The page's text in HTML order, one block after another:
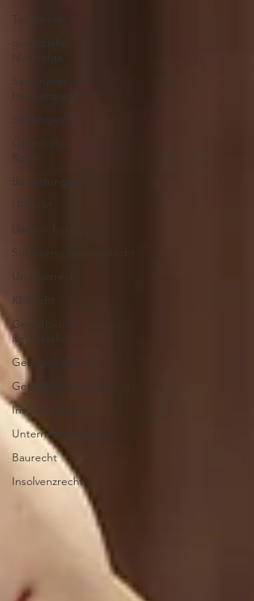
Testament
gesetzliche
Nachfolge
Sanierungs- &
Insolvenzrecht
Stiftungsrecht
Öffentliches
Recht
Bestattungsrecht
IT-Recht
Datenschutzrecht
Sozialversicherungsrecht
Urheberrecht
KI-Recht
Gewerblicher
Rechtsschutz
Gesellschaftsrecht
Geschäftsführerhaftung
Insolvenzrecht
Unternehmensrecht
Baurecht
Insolvenzrecht